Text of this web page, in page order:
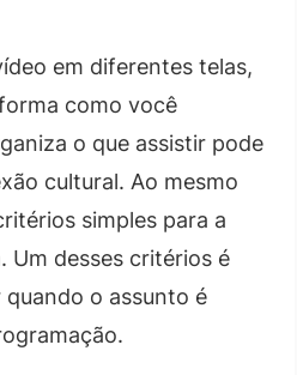
em diferentes telas,
como você
o que assistir pode
cultural. Ao mesmo
simples para a
Um desses critérios é
o assunto é